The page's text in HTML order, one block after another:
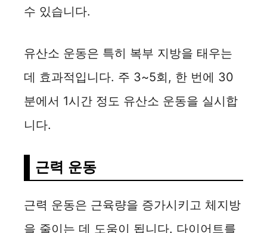
수 있습니다.
유산소 운동은 특히 복부 지방을 태우는
데 효과적입니다. 주 3~5회, 한 번에 30
분에서 1시간 정도 유산소 운동을 실시합
니다.
근력 운동
근력 운동은 근육량을 증가시키고 체지방
을 줄이는 데 도움이 됩니다. 다이어트를